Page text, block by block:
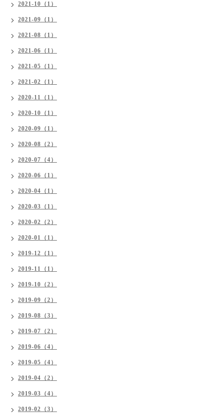
2021-10（1）
2021-09（1）
2021-08（1）
2021-06（1）
2021-05（1）
2021-02（1）
2020-11（1）
2020-10（1）
2020-09（1）
2020-08（2）
2020-07（4）
2020-06（1）
2020-04（1）
2020-03（1）
2020-02（2）
2020-01（1）
2019-12（1）
2019-11（1）
2019-10（2）
2019-09（2）
2019-08（3）
2019-07（2）
2019-06（4）
2019-05（4）
2019-04（2）
2019-03（4）
2019-02（3）